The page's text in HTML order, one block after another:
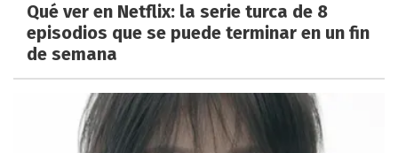
Qué ver en Netflix: la serie turca de 8
episodios que se puede terminar en un fin
de semana